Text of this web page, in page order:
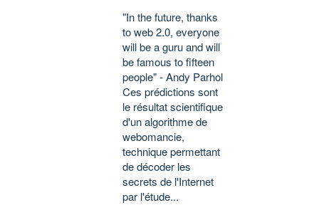
"In the future, thanks
to web 2.0, everyone
will be a guru and will
be famous to fifteen
people" - Andy Parhol
Ces prédictions sont
le résultat scientifique
d'un algorithme de
webomancie,
technique permettant
de décoder les
secrets de l'Internet
par l'étude...